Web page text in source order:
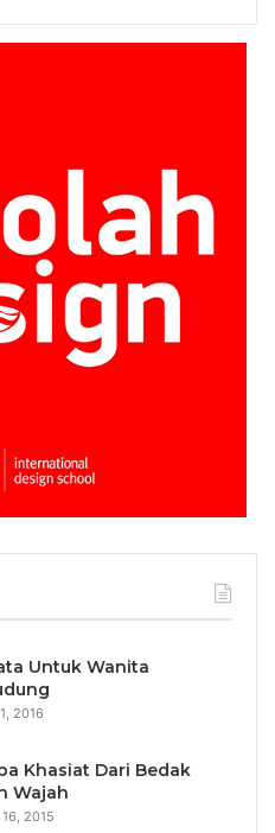
Untuk Wanita
2016
Khasiat Dari Bedak
Wajah
2015